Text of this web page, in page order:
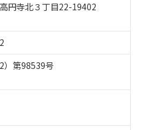
円寺北３丁目22-19402
）第98539号